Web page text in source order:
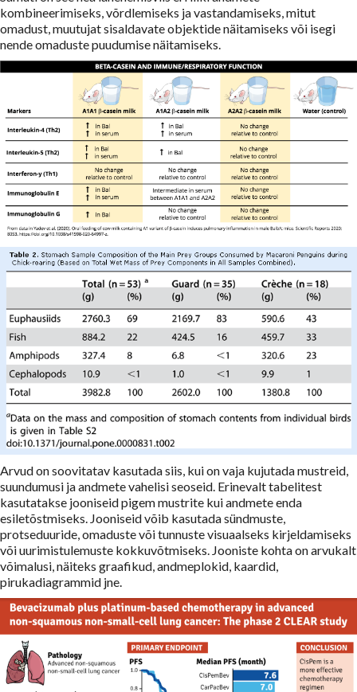
kombineerimiseks, võrdlemiseks ja vastandamiseks, mitut
omadust, muutujat sisaldavate objektide näitamiseks või isegi
nende omaduste puudumise näitamiseks.
Arvud on soovitatav kasutada siis, kui on vaja kujutada mustreid,
suundumusi ja andmete vahelisi seoseid. Erinevalt tabelitest
kasutatakse jooniseid pigem mustrite kui andmete enda
esiletõstmiseks. Jooniseid võib kasutada sündmuste,
protseduuride, omaduste või tunnuste visuaalseks kirjeldamiseks
või uurimistulemuste kokkuvõtmiseks. Jooniste kohta on arvukalt
võimalusi, näiteks graafikud, andmeplokid, kaardid,
pirukadiagrammid jne.